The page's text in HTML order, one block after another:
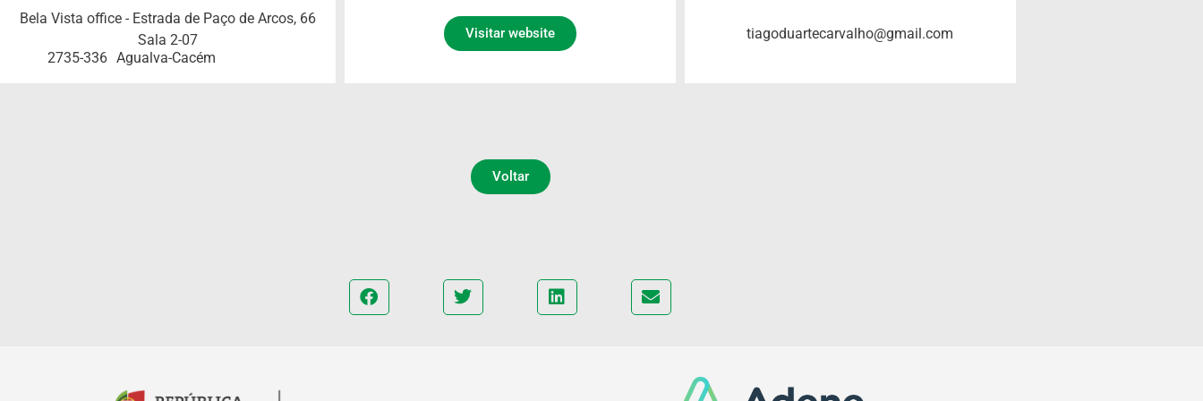
Bela Vista office - Estrada de Paço de Arcos, 66
Sala 2-07
2735-336 Agualva-Cacém
Visitar website tiagoduartecarvalho@gmail.com
Voltar